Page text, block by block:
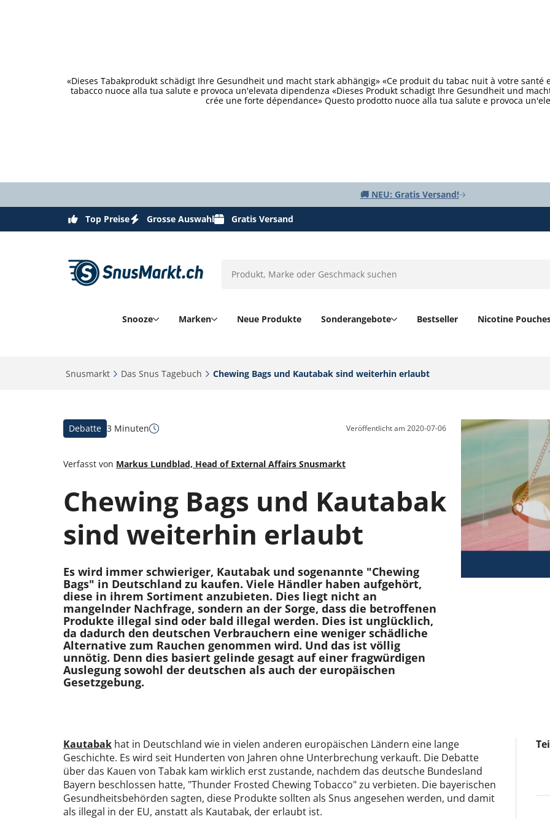
«Dieses Tabakprodukt schädigt Ihre Gesundheit und macht stark abhängig» «Ce produit du tabac nuit à votre
tabacco nuoce alla tua salute e provoca un'elevata dipendenza «Dieses Produkt schadigt Ihre Gesundheit und
crée une forte dépendance» Questo prodotto nuoce alla tua salute e provoca
🚚 NEU: Gratis Versand!
Top Preise Grosse Auswahl Gratis Versand
Snooze Marken Neue Produkte Sonderangebote Bestseller Nicotine
Snusmarkt‎ Das Snus Tagebuch‎ Chewing Bags und Kautabak sind weiterhin erlaubt‎
Debatte 3 Minuten Veröffentlicht am2020-07-06
Verfasst von Markus Lundblad, Head of External Affairs Snusmarkt
Chewing Bags und Kautabak
sind weiterhin erlaubt
Es wird immer schwieriger, Kautabak und sogenannte "Chewing
Bags" in Deutschland zu kaufen. Viele Händler haben aufgehört,
diese in ihrem Sortiment anzubieten. Dies liegt nicht an
mangelnder Nachfrage, sondern an der Sorge, dass die betroffenen
Produkte illegal sind oder bald illegal werden. Dies ist unglücklich,
da dadurch den deutschen Verbrauchern eine weniger schädliche
Alternative zum Rauchen genommen wird. Und das ist völlig
unnötig. Denn dies basiert gelinde gesagt auf einer fragwürdigen
Auslegung sowohl der deutschen als auch der europäischen
Gesetzgebung.
Kautabak hat in Deutschland wie in vielen anderen europäischen Ländern eine lange
Geschichte. Es wird seit Hunderten von Jahren ohne Unterbrechung verkauft. Die Debatte
über das Kauen von Tabak kam wirklich erst zustande, nachdem das deutsche Bundesland
Bayern beschlossen hatte, "Thunder Frosted Chewing Tobacco" zu verbieten. Die bayerischen
Gesundheitsbehörden sagten, diese Produkte sollten als Snus angesehen werden, und damit
als illegal in der EU, anstatt als Kautabak, der erlaubt ist.